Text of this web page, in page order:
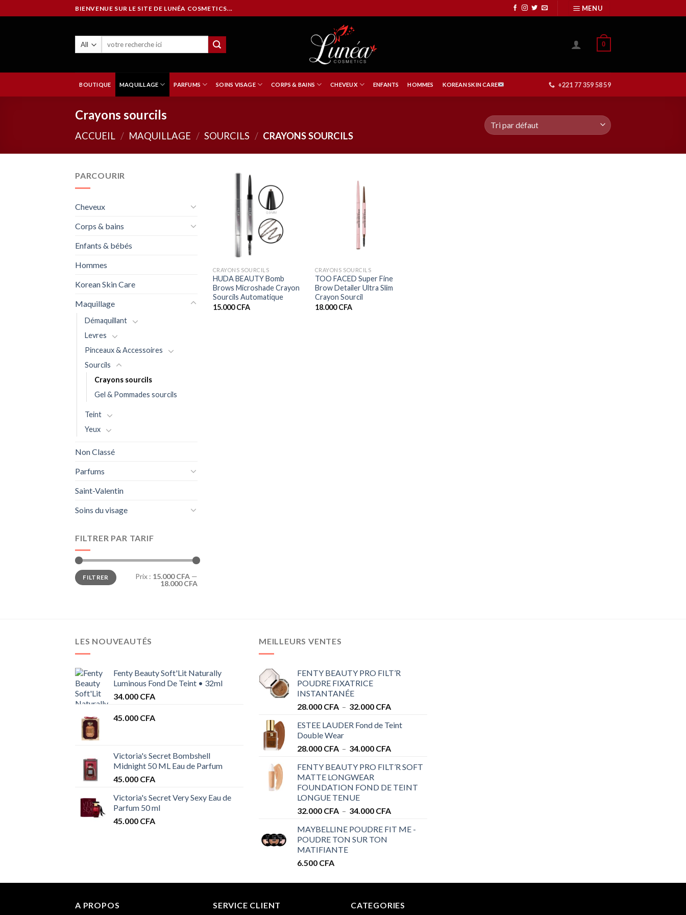
to
BIENVENUE SUR LE SITE DE LUNÉA COSMETICS... MENU
0
BOUTIQUE MAQUILLAGE PARFUMS SOINS VISAGE CORPS & BAINS CHEVEUX ENFANTS HOMMES KOREAN SKIN CARE +221 77 359 58 59
Crayons sourcils
ACCUEIL / MAQUILLAGE / SOURCILS / CRAYONS SOURCILS
PARCOURIR
Cheveux
Corps & bains
Enfants & bébés
Hommes
Korean Skin Care
Maquillage
Démaquillant
Levres
Pinceaux & Accessoires
Sourcils
Crayons sourcils
Gel & Pommades sourcils
Teint
Yeux
Non Classé
Parfums
Saint-Valentin
Soins du visage
FILTRER PAR TARIF
Prix
min
Prix
maxFILTRER Prix : 15.000 CFA —
18.000 CFA
CRAYONS SOURCILS
HUDA BEAUTY Bomb
Brows Microshade Crayon
Sourcils Automatique
15.000CFA
CRAYONS SOURCILS
TOO FACED Super Fine
Brow Detailer Ultra Slim
Crayon Sourcil
18.000CFA
LES NOUVEAUTÉS
Fenty Beauty Soft'Lit Naturally
Luminous Fond De Teint • 32ml
34.000 CFA
45.000 CFA
Victoria's Secret Bombshell
Midnight 50 ML Eau de Parfum
45.000 CFA
Victoria's Secret Very Sexy Eau de
Parfum 50 ml
45.000 CFA
MEILLEURS VENTES
FENTY BEAUTY PRO FILT’R
POUDRE FIXATRICE
INSTANTANÉE
28.000 CFA – 32.000 CFAPlage
prix :
à
ESTEE LAUDER Fond de Teint
Double Wear
28.000 CFA – 34.000 CFAPlage
prix :
à
FENTY BEAUTY PRO FILT’R SOFT
MATTE LONGWEAR
FOUNDATION FOND DE TEINT
LONGUE TENUE
32.000 CFA – 34.000 CFAPlage
prix :
MAYBELLINE POUDRE FIT ME -
POUDRE TON SUR TON
MATIFIANTE
6.500 CFA
A PROPOS SERVICE CLIENT CATEGORIES